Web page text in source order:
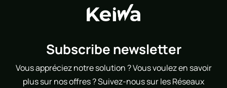
Subscribe newsletter
Vous appréciez notre solution ? Vous voulez en savoir
plus sur nos offres ? Suivez-nous sur les Réseaux